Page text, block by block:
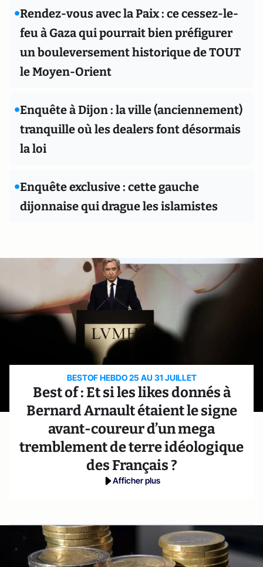
•Rendez-vous avec la Paix : ce cessez-le-
feu à Gaza qui pourrait bien préfigurer
un bouleversement historique de TOUT
le Moyen-Orient
•Enquête à Dijon : la ville (anciennement)
tranquille où les dealers font désormais
la loi
•Enquête exclusive : cette gauche
dijonnaise qui drague les islamistes
BESTOF HEBDO 25 AU 31 JUILLET
Best of : Et si les likes donnés à
Bernard Arnault étaient le signe
avant-coureur d’un mega
tremblement de terre idéologique
des Français ?
Afficher plus